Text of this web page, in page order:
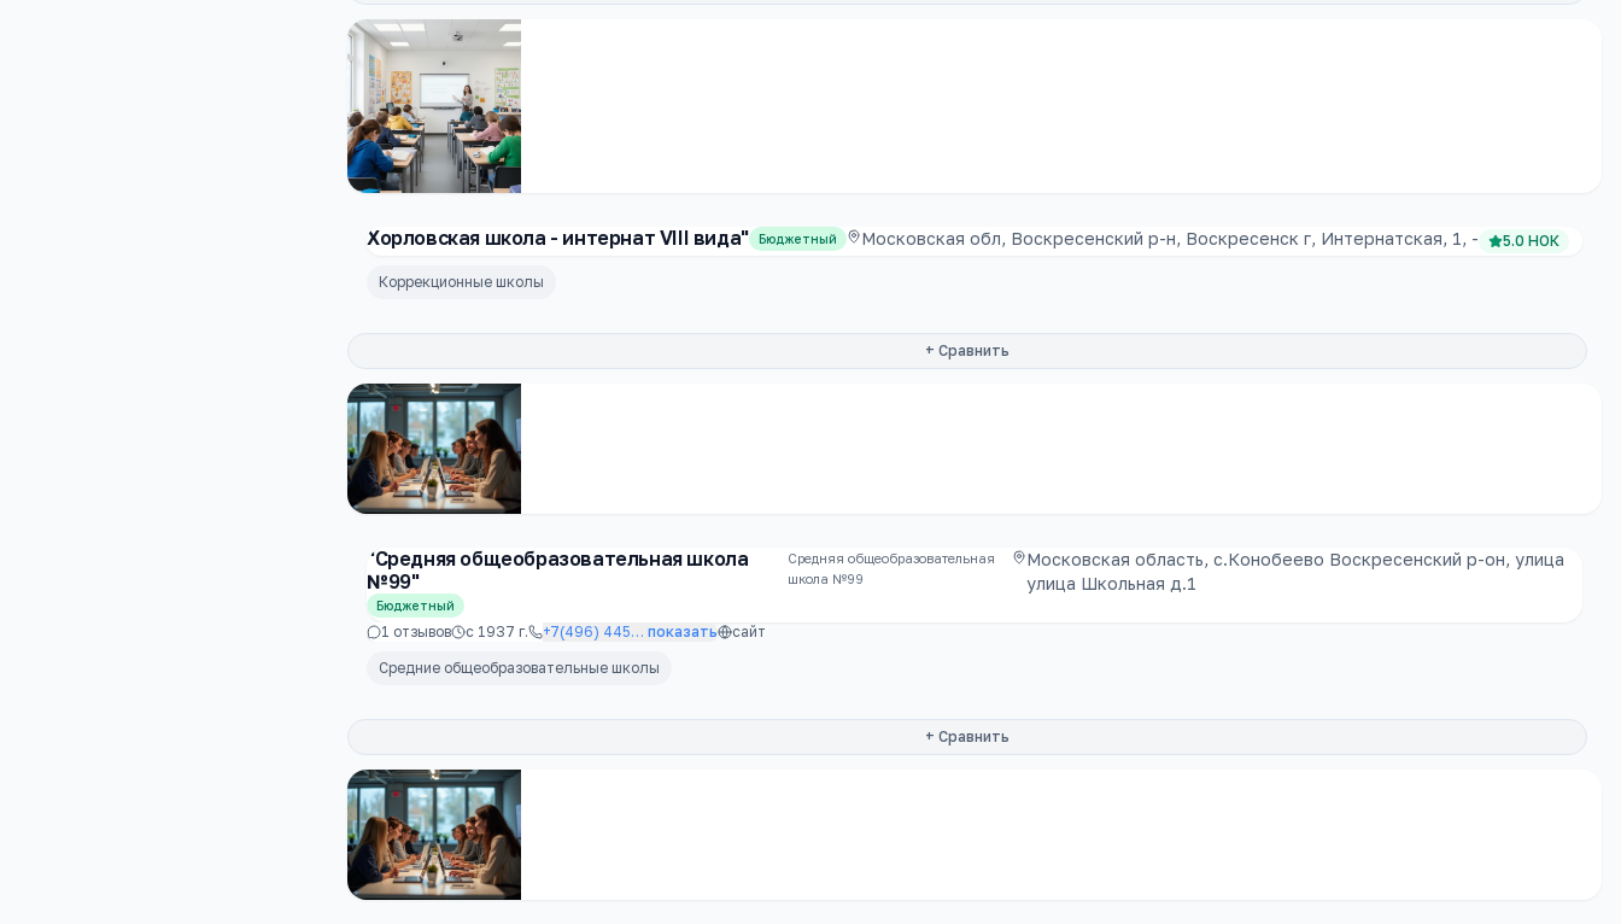
Хорловская школа - интернат VIII вида" Бюджетный Московская обл, Воскресенский р-н, Воскресенск г, Интернатская, 1, - 5.0 НОК
Коррекционные школы
+ Сравнить
"Средняя общеобразовательная школа
№99"
Бюджетный
Средняя общеобразовательная
школа №99
Московская область, с.Конобеево Воскресенский р-он, улица
улица Школьная д.1
1 отзывов с 1937 г. +7(496) 445… показать
сайт
Средние общеобразовательные школы
+ Сравнить